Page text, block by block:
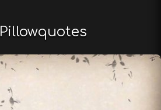
Pillowquotes